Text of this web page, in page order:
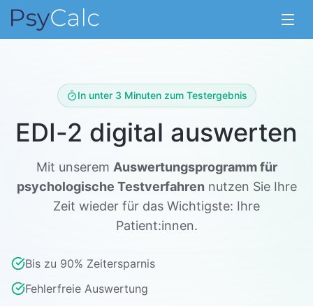
In unter 3 Minuten zum Testergebnis
EDI-2 digital auswerten
Mit unserem Auswertungsprogramm für
psychologische Testverfahren nutzen Sie Ihre
Zeit wieder für das Wichtigste: Ihre
Patient:innen.
Bis zu 90% Zeitersparnis
Fehlerfreie Auswertung